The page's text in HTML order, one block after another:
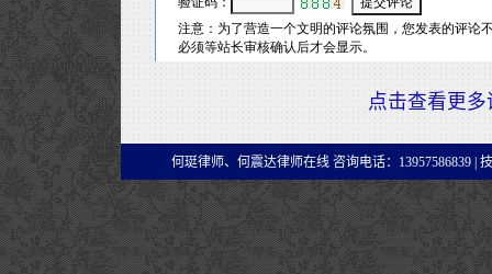
点击查看更多
何珽律师、何震达律师在线 咨询电话：13957586839 |